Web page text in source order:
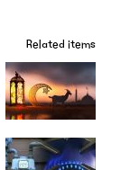
Related items